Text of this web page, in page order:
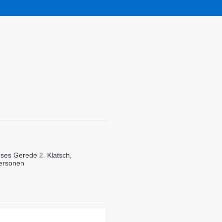
Gerede 2. Klatsch,